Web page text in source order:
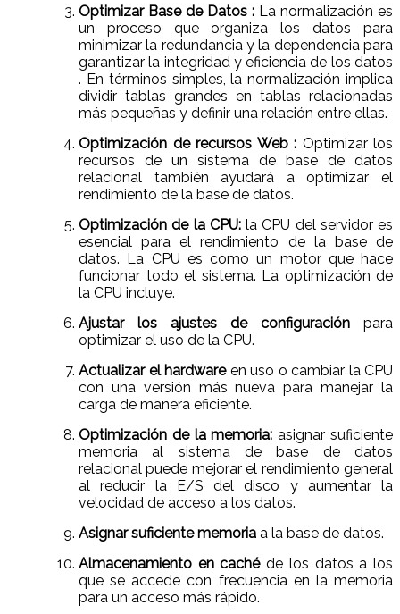
Optimizar Base de Datos : La normalización es
un proceso que organiza los datos para
minimizar la redundancia y la dependencia para
garantizar la integridad y eficiencia de los datos
. En términos simples, la normalización implica
dividir tablas grandes en tablas relacionadas
más pequeñas y definir una relación entre ellas.
Optimización de recursos Web : Optimizar los
recursos de un sistema de base de datos
relacional también ayudará a optimizar el
rendimiento de la base de datos.
Optimización de la CPU:la CPU del servidor es
esencial para el rendimiento de la base de
datos. La CPU es como un motor que hace
funcionar todo el sistema. La optimización de
la CPU incluye.
Ajustar los ajustes de configuración para
optimizar el uso de la CPU.
Actualizar el hardwareen uso o cambiar la CPU
con una versión más nueva para manejar la
carga de manera eficiente.
Optimización de la memoria: asignar suficiente
memoria al sistema de base de datos
relacional puede mejorar el rendimiento general
al reducir la E/S del disco y aumentar la
velocidad de acceso a los datos.
Asignar suficiente memoria a la base de datos.
Almacenamiento en cachéde los datos a los
que se accede con frecuencia en la memoria
para un acceso más rápido.